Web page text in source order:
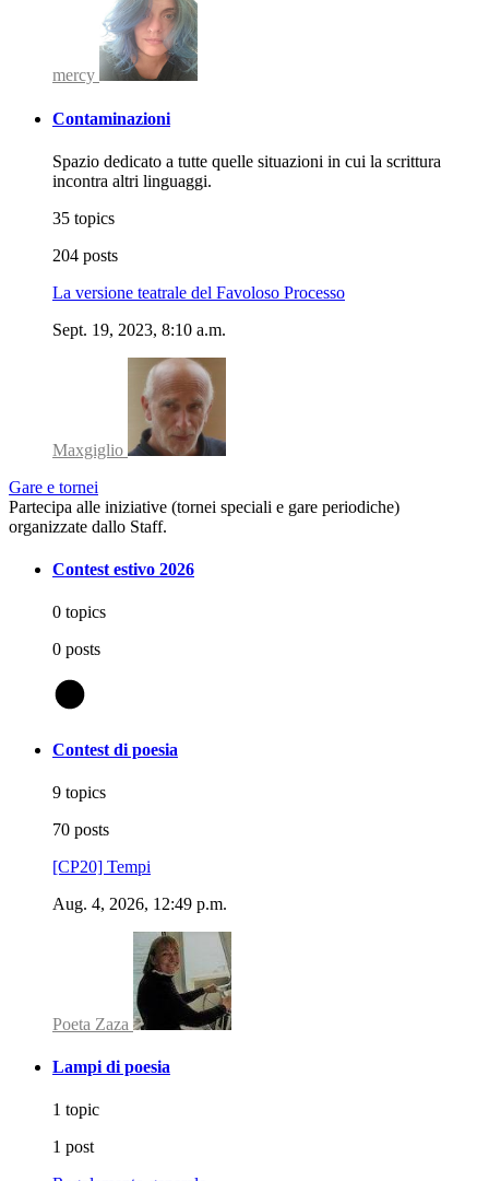
mercy
Contaminazioni
Spazio dedicato a tutte quelle situazioni in cui la scrittura
incontra altri linguaggi.
35 topics
204 posts
La versione teatrale del Favoloso Processo
Sept. 19, 2023, 8:10 a.m.
Maxgiglio
Gare e tornei
Partecipa alle iniziative (tornei speciali e gare periodiche)
organizzate dallo Staff.
Contest estivo 2026
0 topics
0 posts
Contest di poesia
9 topics
70 posts
[CP20] Tempi
Aug. 4, 2026, 12:49 p.m.
Poeta Zaza
Lampi di poesia
1 topic
1 post